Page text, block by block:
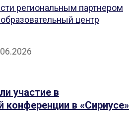
региональным партнером
центр
участие в
конференции в «Сириусе»